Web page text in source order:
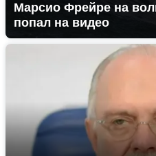
Марсио Фрейре на
попал на видео